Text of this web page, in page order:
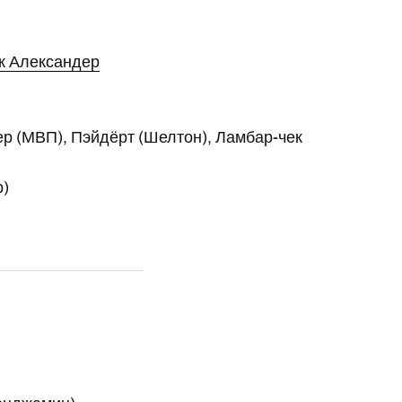
Александер
(МВП), Пэйдёрт (Шелтон), Ламбар-чек